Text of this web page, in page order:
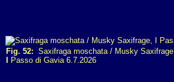
Fig. 52: Saxifraga moschata / Musky Saxifrage
Passo di Gavia 6.7.2026